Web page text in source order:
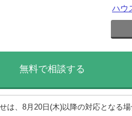
ハウ
無料で相談する
は、8月20日(木)以降の対応となる場